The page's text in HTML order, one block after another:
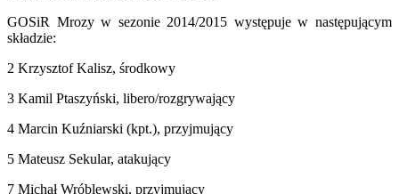
GOSiR Mrozy w sezonie 2014/2015 występuje w następującym
składzie:
2 Krzysztof Kalisz, środkowy
3 Kamil Ptaszyński, libero/rozgrywający
4 Marcin Kuźniarski (kpt.), przyjmujący
5 Mateusz Sekular, atakujący
7 Michał Wróblewski, przyjmujący